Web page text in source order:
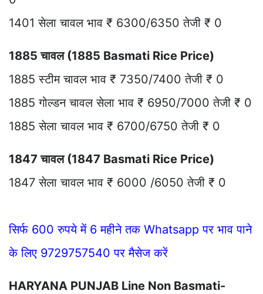
1401 सेला चावल भाव ₹ 6300/6350 तेजी ₹ 0
1885 चावल (1885 Basmati Rice Price)
1885 स्टीम चावल भाव ₹ 7350/7400 तेजी ₹ 0
1885 गोल्डन चावल सेला भाव ₹ 6950/7000 तेजी ₹ 0
1885 सेला चावल भाव ₹ 6700/6750 तेजी ₹ 0
1847 चावल (1847 Basmati Rice Price)
1847 सेला चावल भाव ₹ 6000 /6050 तेजी ₹ 0
सिर्फ 600 रुपये में 6 महीने तक Whatsapp पर भाव पाने
के लिए 9729757540 पर मैसेज करें
HARYANA PUNJAB Line Non Basmati-